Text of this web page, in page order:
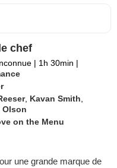
chef
| 1h 30min |
, Kavan Smith
Olson
on the Menu
une grande marque de